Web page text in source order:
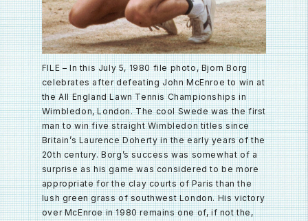
FILE – In this July 5, 1980 file photo, Bjorn Borg
celebrates after defeating John McEnroe to win at
the All England Lawn Tennis Championships in
Wimbledon, London. The cool Swede was the first
man to win five straight Wimbledon titles since
Britain’s Laurence Doherty in the early years of the
20th century. Borg’s success was somewhat of a
surprise as his game was considered to be more
appropriate for the clay courts of Paris than the
lush green grass of southwest London. His victory
over McEnroe in 1980 remains one of, if not the,